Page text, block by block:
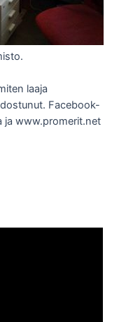
laaja
Facebook-
ja www.promerit.net